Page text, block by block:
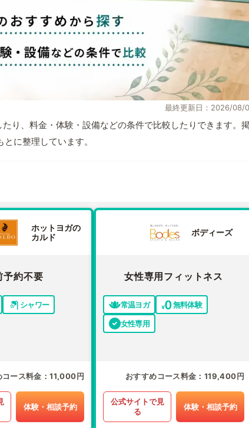
最終更新日：2026/08/
り、料金・体験・設備などの条件で比較したりできます。
に整理しています。
ホットヨガの
カルド
予約不要
シャワー
コース料金 11,000円
体験・相談予約
ボディーズ
女性専用フィットネス
常温ヨガ
無料体験
女性専用
おすすめコース料金 119,400円
公式サイトで見
る
体験・相談予約